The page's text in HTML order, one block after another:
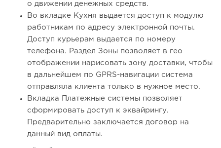
о движении денежных средств.
Во вкладке Кухня выдается доступ к модулю
работникам по адресу электронной почты.
Доступ курьерам выдается по номеру
телефона. Раздел Зоны позволяет в гео
отображении нарисовать зону доставки, чтобы
в дальнейшем по GPRS-навигации система
отправляла клиента только в нужное место.
Вкладка Платежные системы позволяет
сформировать доступ к эквайрингу.
Предварительно заключается договор на
данный вид оплаты.